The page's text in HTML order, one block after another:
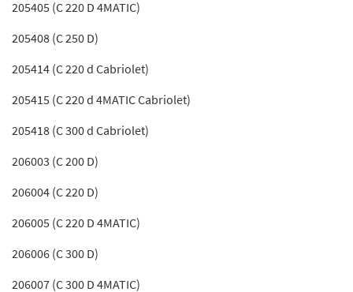
205405 (C 220 D 4MATIC)
205408 (C 250 D)
205414 (C 220 d Cabriolet)
205415 (C 220 d 4MATIC Cabriolet)
205418 (C 300 d Cabriolet)
206003 (C 200 D)
206004 (C 220 D)
206005 (C 220 D 4MATIC)
206006 (C 300 D)
206007 (C 300 D 4MATIC)